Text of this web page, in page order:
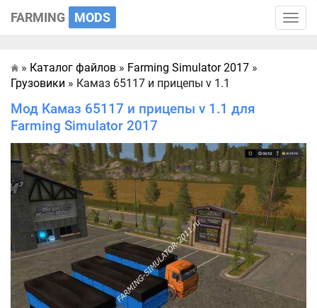
Toggle
FARMING MODS
Главная
» Каталог файлов » Farming Simulator 2017 »
Грузовики » Камаз 65117 и прицепы v 1.1
Мод Камаз 65117 и прицепы v 1.1 для
Farming Simulator 2017